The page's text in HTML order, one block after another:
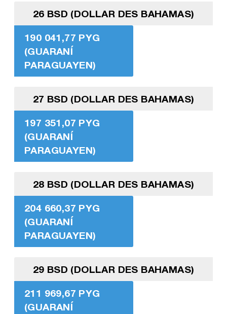
26 BSD (DOLLAR DES BAHAMAS)
190 041,77 PYG
(GUARANÍ
PARAGUAYEN)
27 BSD (DOLLAR DES BAHAMAS)
197 351,07 PYG
(GUARANÍ
PARAGUAYEN)
28 BSD (DOLLAR DES BAHAMAS)
204 660,37 PYG
(GUARANÍ
PARAGUAYEN)
29 BSD (DOLLAR DES BAHAMAS)
211 969,67 PYG
(GUARANÍ